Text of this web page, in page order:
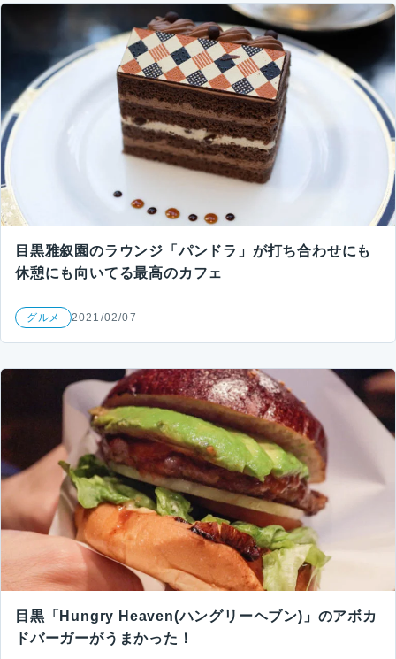
目黒雅叙園のラウンジ「パンドラ」が打ち合わせにも
休憩にも向いてる最高のカフェ
グルメ 2021/02/07
目黒「Hungry Heaven(ハングリーヘブン)」のアボカ
ドバーガーがうまかった！